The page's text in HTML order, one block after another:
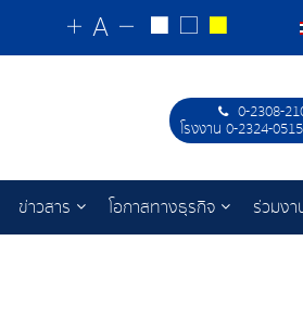
0-2308-
โรงงาน 0-2324-
ข่าวสาร โอกาสทางธุรกิจ ร่วมงา